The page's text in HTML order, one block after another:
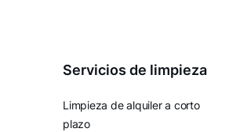
Servicios de limpieza
Limpieza de alquiler a corto
plazo